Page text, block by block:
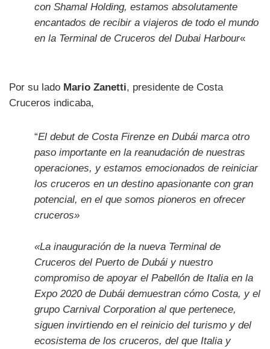
con Shamal Holding, estamos absolutamente
encantados de recibir a viajeros de todo el mundo
en la Terminal de Cruceros del Dubai Harbour«
Por su lado Mario Zanetti, presidente de Costa
Cruceros indicaba,
“El debut de Costa Firenze en Dubái marca otro
paso importante en la reanudación de nuestras
operaciones, y estamos emocionados de reiniciar
los cruceros en un destino apasionante con gran
potencial, en el que somos pioneros en ofrecer
cruceros»
«La inauguración de la nueva Terminal de
Cruceros del Puerto de Dubái y nuestro
compromiso de apoyar el Pabellón de Italia en la
Expo 2020 de Dubái demuestran cómo Costa, y el
grupo Carnival Corporation al que pertenece,
siguen invirtiendo en el reinicio del turismo y del
ecosistema de los cruceros, del que Italia y